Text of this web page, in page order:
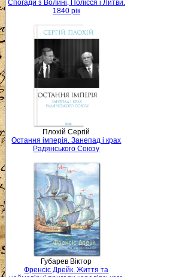
Спогади з Волині, Полісся і Литви.
1840 рік
Плохій Сергій
Остання імперія. Занепад і крах
Радянського Союзу
Губарев Віктор
Френсіс Дрейк. Життя та